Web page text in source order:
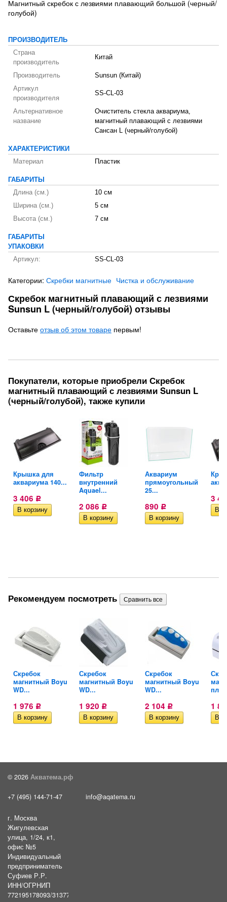
Магнитный скребок с лезвиями плавающий большой (черный/
голубой)
ПРОИЗВОДИТЕЛЬ
Страна
производитель
Китай
Производитель
Sunsun (Китай)
Артикул
производителя
SS-CL-03
Альтернативное
название
Очиститель стекла аквариума,
магнитный плавающий с лезвиями
Сансан L (черный/голубой)
ХАРАКТЕРИСТИКИ
Материал
Пластик
ГАБАРИТЫ
Длина (см.)
10 см
Ширина (см.)
5 см
Высота (см.)
7 см
ГАБАРИТЫ
УПАКОВКИ
Артикул:
SS-CL-03
Категории: Скребки магнитные Чистка и обслуживание
Скребок магнитный плавающий с лезвиями
Sunsun L (черный/голубой) отзывы
Оставьте отзыв об этом товаре первым!
Покупатели, которые приобрели Скребок
магнитный плавающий с лезвиями Sunsun L
(черный/голубой), также купили
Крышка для
аквариума 140...
3 406 Р
Фильтр
внутренний
Aquael...
2 086 Р
Аквариум
прямоугольный
25...
890 Р
3
Рекомендуем посмотреть
Скребок
магнитный Boyu
WD...
1 976 Р
Скребок
магнитный Boyu
WD...
1 920 Р
Скребок
магнитный Boyu
WD...
2 104 Р 1
© 2026 Акватема.рф
+7 (495) 144-71-47 info@aqatema.ru
г. Москва
Жигулевская
улица, 1/24, к1,
офис №5
Индивидуальный
предприниматель
Суфиев Р.Р.
ИНН/ОГРНИП
772195178093/31377461610054